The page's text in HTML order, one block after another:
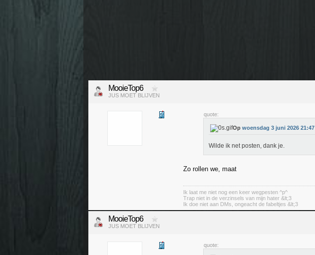
MooieTop6
JUS MOET BLIJVEN
quote:
Op woensdag 3 juni 2026 21:47
Wilde ik net posten, dank je.
Zo rollen we, maat
Ik laat me niet nog een keer wegpesten ^p^
Trap niet in de verzinsels van mijn hater &lt;3
Ik doe niet aan DMs, ongeacht de fabeltjes &lt;3
MooieTop6
JUS MOET BLIJVEN
quote: